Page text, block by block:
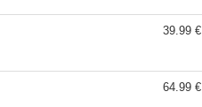
39.99 €
64.99 €